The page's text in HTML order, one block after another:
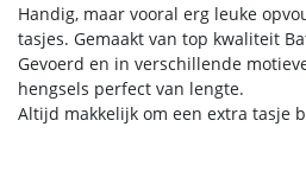
Handig, maar vooral erg leuke
tasjes. Gemaakt van top kwaliteit
Gevoerd en in verschillende
hengsels perfect van lengte.
Altijd makkelijk om een extra tasje